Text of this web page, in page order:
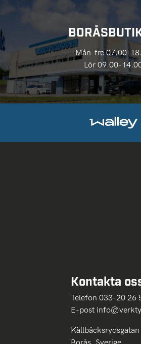
Mån-fre 07.00-
Lör 09.00-
Kontakta
Telefon 033-20 26
E-post